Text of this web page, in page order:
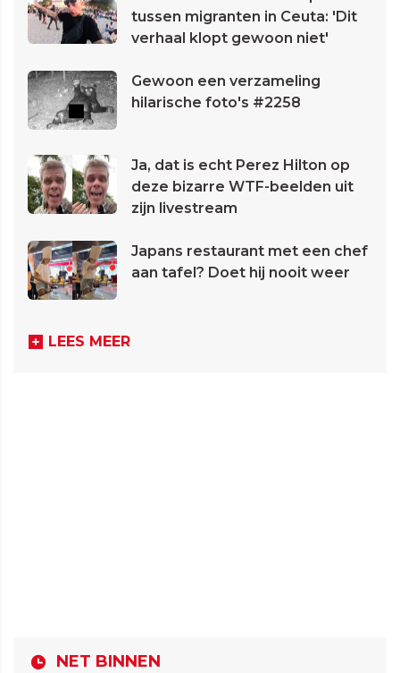
tussen migranten in Ceuta: 'Dit
verhaal klopt gewoon niet'
Gewoon een verzameling
hilarische foto's #2258
Ja, dat is echt Perez Hilton op
deze bizarre WTF-beelden uit
zijn livestream
Japans restaurant met een chef
aan tafel? Doet hij nooit weer
LEES MEER
NET BINNEN